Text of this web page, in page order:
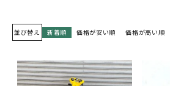
並び替え 新着順 価格が安い順 価格が高い順